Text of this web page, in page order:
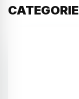
CATEGORIE